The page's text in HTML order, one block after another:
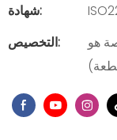
شهادة:
التخصيص:
هو